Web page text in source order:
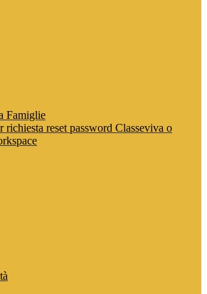
Famiglie
richiesta reset password Classeviva o